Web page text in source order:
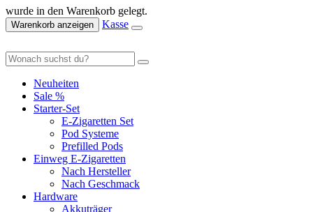
wurde in den Warenkorb gelegt.
Warenkorb anzeigen Kasse
Neuheiten
Sale %
Starter-Set
E-Zigaretten Set
Pod Systeme
Prefilled Pods
Einweg E-Zigaretten
Nach Hersteller
Nach Geschmack
Hardware
Akkuträger